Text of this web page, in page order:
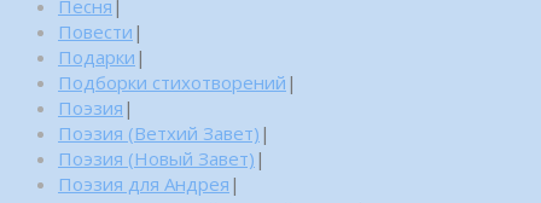
Песня |
Повести |
Подарки |
Подборки стихотворений |
Поэзия |
Поэзия (Ветхий Завет) |
Поэзия (Новый Завет) |
Поэзия для Андрея |